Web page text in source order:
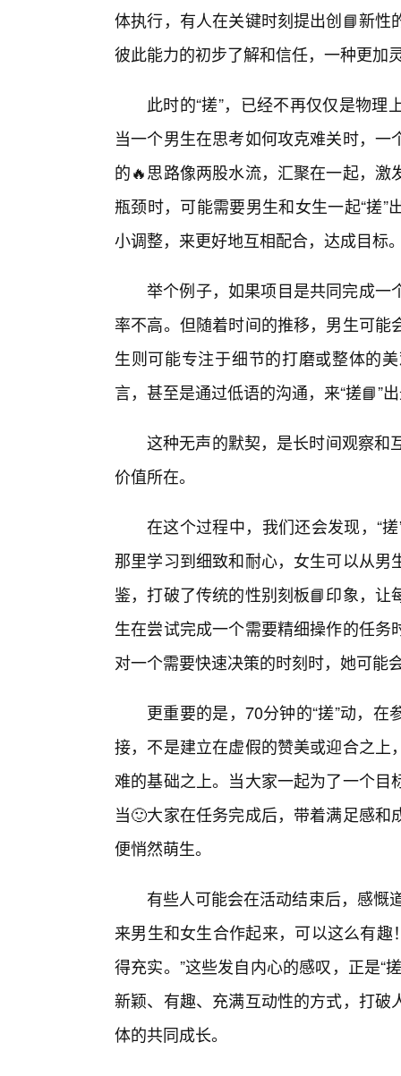
体执行，有人在关键时刻提出创📘新
彼此能力的初步了解和信任，一种更加
此时的“搓”，已经不再仅仅是物
当一个男生在思考如何攻克难关时，
的🔥思路像两股水流，汇聚在一起，
瓶颈时，可能需要男生和女生一起“搓
小调整，来更好地互相配合，达成目标
举个例子，如果项目是共同完成一
率不高。但随着时间的推移，男生可
生则可能专注于细节的打磨或整体的
言，甚至是通过低语的沟通，来“搓📘”
这种无声的默契，是长时间观察和
价值所在。
在这个过程中，我们还会发现，“
那里学习到细致和耐心，女生可以从
鉴，打破了传统的性别刻板📘印象，
生在尝试完成一个需要精细操作的任
对一个需要快速决策的时刻时，她可能
更重要的是，70分钟的“搓”动，
接，不是建立在虚假的赞美或迎合之
难的基础之上。当大家一起为了一个
当🙂大家在任务完成后，带着满足感
便悄然萌生。
有些人可能会在活动结束后，感慨
来男生和女生合作起来，可以这么有趣
得充实。”这些发自内心的感叹，正是
新颖、有趣、充满互动性的方式，打
体的共同成长。